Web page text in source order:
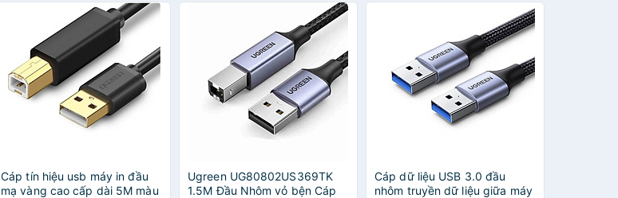
Cáp tín hiệu usb máy in đầu
mạ vàng cao cấp dài 5M màu
Ugreen UG80802US369TK
1.5M Đầu Nhôm vỏ bện Cáp
Cáp dữ liệu USB 3.0 đầu
nhôm truyền dữ liệu giữa máy